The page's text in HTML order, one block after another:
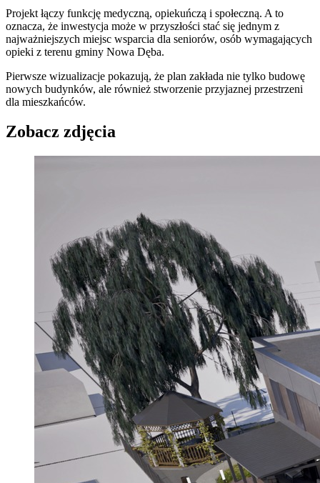
Projekt łączy funkcję medyczną, opiekuńczą i społeczną. A to
oznacza, że inwestycja może w przyszłości stać się jednym z
najważniejszych miejsc wsparcia dla seniorów, osób wymagających
opieki z terenu gminy Nowa Dęba.
Pierwsze wizualizacje pokazują, że plan zakłada nie tylko budowę
nowych budynków, ale również stworzenie przyjaznej przestrzeni
dla mieszkańców.
Zobacz zdjęcia